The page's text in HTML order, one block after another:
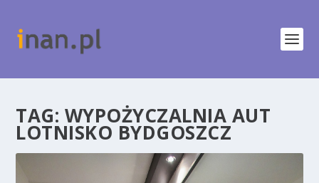
TAG: WYPOŻYCZALNIA AUT
LOTNISKO BYDGOSZCZ